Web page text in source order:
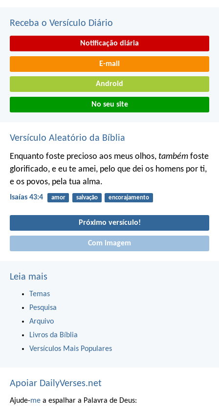
Receba o Versículo Diário
Notificação diária
E-mail
Android
No seu site
Versículo Aleatório da Bíblia
Enquanto foste precioso aos meus olhos, também foste
glorificado, e eu te amei, pelo que dei os homens por ti,
e os povos, pela tua alma.
Isaías 43:4 amor salvação encorajamento
Próximo versículo!
Com imagem
Leia mais
Temas
Pesquisa
Arquivo
Livros da Bíblia
Versículos Mais Populares
Apoiar DailyVerses.net
Ajude-me a espalhar a Palavra de Deus: